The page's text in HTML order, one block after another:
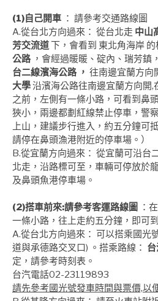
(1)自己開車 ： 請參考交通路線圖
A.從台北方向過來： 從台北走 中山
芳交流道 下，會看到 東北角海岸
公路，會經過暖暖、碇內、瑞芳鎮
台二線濱海公路 ， 往南邊宜蘭方向
大學沿濱海公路往南邊宜蘭方向開
之前，左側有一條小路，可看到鼻
狹小，兩邊都劃紅線禁止停車，警
上山，建議步行進入，約五分鐘可
請停在鼻頭漁港附近的停車場。）
B.從宜蘭方向過來： 從宜蘭可沿台
北走，沿路標可至，車輛可停放於
及鼻頭魚港停車場。
(2)搭車前來:請參考客運路線圖
：
一條小路，往上走約五分鐘，即可
A.從台北方向過來： 可以搭乘國光
道與承德路交叉口) 。搭乘路線：
定，請參考時刻表。
台汽電話02-23119893
請先參考國光號發車時間與票價,以